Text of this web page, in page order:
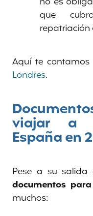
que
repatriación
Aquí te contamos
Londres.
viajar a
España en
Pese a su salida
documentos
muchos: